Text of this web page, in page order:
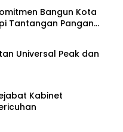
Bangun Kota
Tantangan Pangan
Universal Peak dan
Kabinet